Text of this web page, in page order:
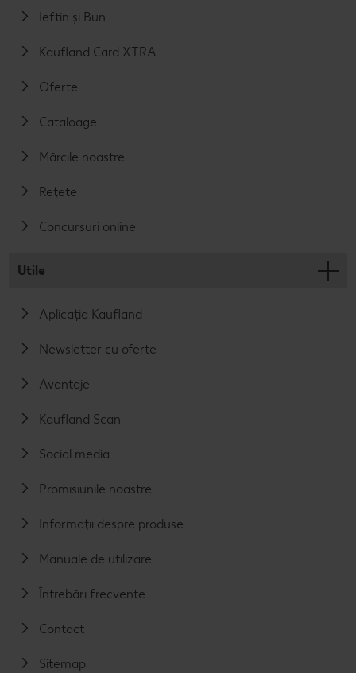
Ieftin și Bun
Kaufland Card XTRA
Oferte
Cataloage
Mărcile noastre
Rețete
Concursuri online
Utile
Aplicația Kaufland
Newsletter cu oferte
Avantaje
Kaufland Scan
Social media
Promisiunile noastre
Informații despre produse
Manuale de utilizare
Întrebări frecvente
Contact
Sitemap